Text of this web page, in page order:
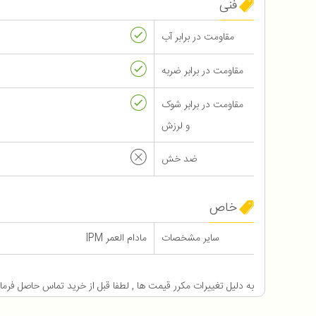
فنی
مقاومت در برابر آب
مقاومت در برابر ضربه
مقاومت در برابر شوک
و لرزش
ضد خش
خاص
سایر مشخصات مادام العمر IPM
به دلیل تغییرات مکرر قیمت ها , لطفا قبل از خرید تماس حاصل